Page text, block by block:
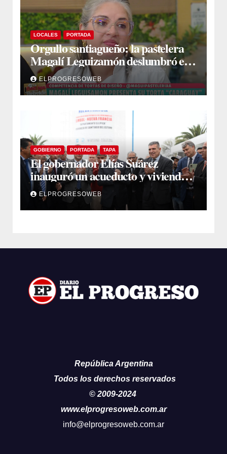
LOCALES PORTADA
Orgullo santiagueño: la pastelera
Magalí Leguizamón deslumbró en
Canal 13 con su torta “Caraguay” y
ganó la competencia
ELPROGRESOWEB
GOBIERNO PORTADA TAPA
El gobernador Elías Suárez
inauguró un acueducto y viviendas
sociales en El Simbol y Nueva
Francia
ELPROGRESOWEB
República Argentina
Todos los derechos reservados
© 2009-2024
www.elprogresoweb.com.ar
info@elprogresoweb.com.ar